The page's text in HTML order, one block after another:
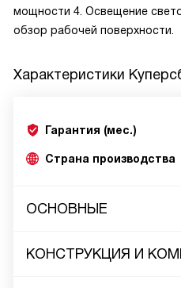
мощности 4. Освещение
обзор рабочей поверхности.
Характеристики
Гарантия (мес.)
Страна производства
ОСНОВНЫЕ
КОНСТРУКЦИЯ И